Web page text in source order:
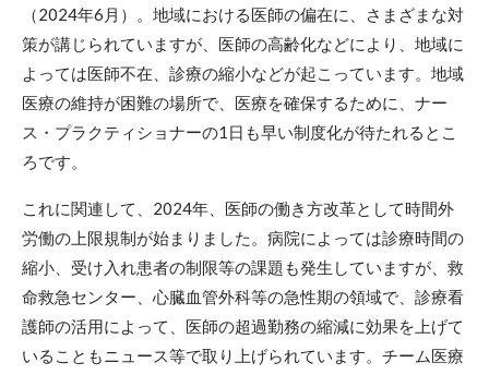
（2024年6月）。地域における医師の偏在に、さまざまな対
策が講じられていますが、医師の高齢化などにより、地域に
よっては医師不在、診療の縮小などが起こっています。地域
医療の維持が困難の場所で、医療を確保するために、ナー
ス・プラクティショナーの1日も早い制度化が待たれるとこ
ろです。
これに関連して、2024年、医師の働き方改革として時間外
労働の上限規制が始まりました。病院によっては診療時間の
縮小、受け入れ患者の制限等の課題も発生していますが、救
命救急センター、心臓血管外科等の急性期の領域で、診療看
護師の活用によって、医師の超過勤務の縮減に効果を上げて
いることもニュース等で取り上げられています。チーム医療